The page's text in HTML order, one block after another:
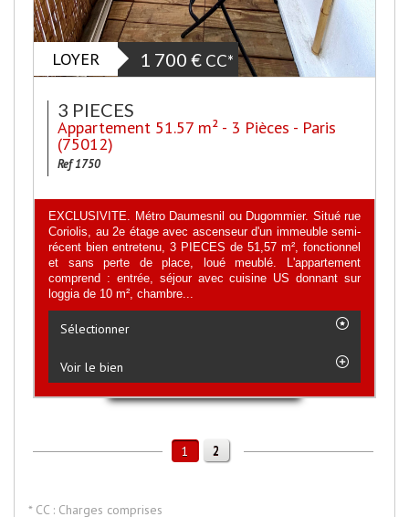
LOYER 1 700 € CC*
3 PIECES
Appartement 51.57 m² - 3 Pièces - Paris
(75012)
Ref 1750
EXCLUSIVITE. Métro Daumesnil ou Dugommier. Situé rue
Coriolis, au 2e étage avec ascenseur d'un immeuble semi-
récent bien entretenu, 3 PIECES de 51,57 m², fonctionnel
et sans perte de place, loué meublé. L'appartement
comprend : entrée, séjour avec cuisine US donnant sur
loggia de 10 m², chambre...
Sélectionner
Voir le bien
1 2
* CC : Charges comprises